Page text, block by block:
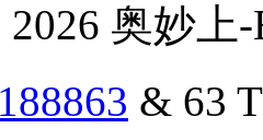
奥妙上
188863 & 63